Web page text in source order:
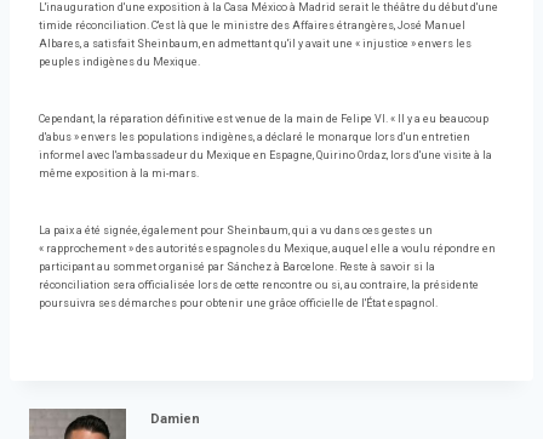
L'inauguration d'une exposition à la Casa México à Madrid serait le théâtre du début d'une
timide réconciliation. C'est là que le ministre des Affaires étrangères, José Manuel
Albares, a satisfait Sheinbaum, en admettant qu'il y avait une « injustice » envers les
peuples indigènes du Mexique.
Cependant, la réparation définitive est venue de la main de Felipe VI. « Il y a eu beaucoup
d'abus » envers les populations indigènes, a déclaré le monarque lors d'un entretien
informel avec l'ambassadeur du Mexique en Espagne, Quirino Ordaz, lors d'une visite à la
même exposition à la mi-mars.
La paix a été signée, également pour Sheinbaum, qui a vu dans ces gestes un
« rapprochement » des autorités espagnoles du Mexique, auquel elle a voulu répondre en
participant au sommet organisé par Sánchez à Barcelone. Reste à savoir si la
réconciliation sera officialisée lors de cette rencontre ou si, au contraire, la présidente
poursuivra ses démarches pour obtenir une grâce officielle de l'État espagnol.
Damien